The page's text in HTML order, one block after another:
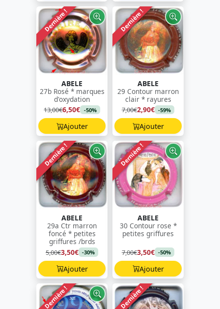
Dernière !
ABELE
27b Rosé * marques
d'oxydation
13,00€6,50€ -50%
Ajouter
Dernière !
ABELE
29 Contour marron
clair * rayures
7,00€2,90€ -59%
Ajouter
Dernière !
ABELE
29a Ctr marron
foncé * petites
griffures /brds
5,00€3,50€ -30%
Ajouter
Dernière !
ABELE
30 Contour rose *
petites griffures
7,00€3,50€ -50%
Ajouter
Dernière ! Dernière !